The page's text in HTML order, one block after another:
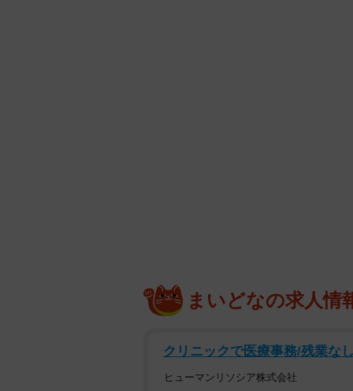
まいどなの求人情
クリニックで医療事務/残業な
ヒューマンリソシア株式会社